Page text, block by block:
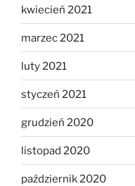
kwiecień 2021
marzec 2021
luty 2021
styczeń 2021
grudzień 2020
listopad 2020
październik 2020